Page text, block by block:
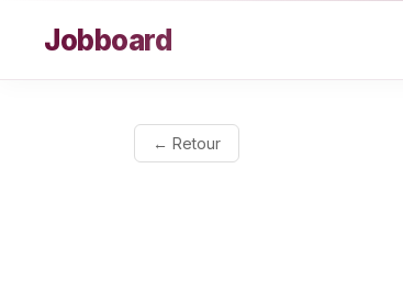
Jobboard
← Retour